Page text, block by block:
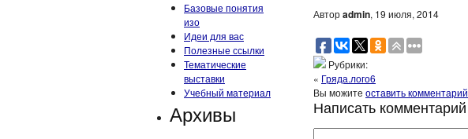
Базовые понятия
изо
Идеи для вас
Полезные ссылки
Тематические
выставки
Учебный материал
Архивы
Авторadmin, 19 июля, 2014
Рубрики:
« Гряда.лого6
Вы можите оставить комментарий
Написать комментарий